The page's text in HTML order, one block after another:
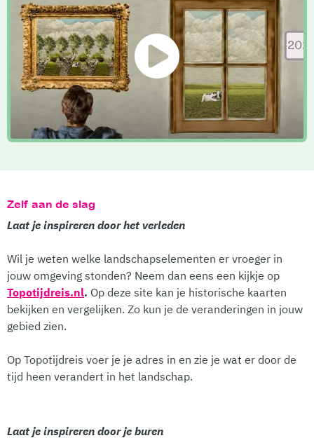
Zelf aan de slag
Laat je inspireren door het verleden
Wil je weten welke landschapselementen er vroeger in
jouw omgeving stonden? Neem dan eens een kijkje op
Topotijdreis.nl. Op deze site kan je historische kaarten
bekijken en vergelijken. Zo kun je de veranderingen in jouw
gebied zien.
Op Topotijdreis voer je je adres in en zie je wat er door de
tijd heen verandert in het landschap.
Laat je inspireren door je buren